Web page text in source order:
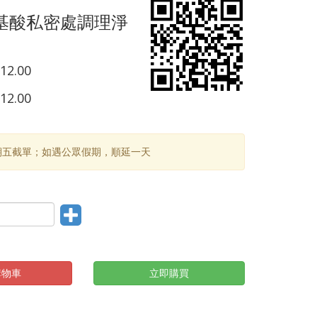
酸私密處調理淨
截單；如遇公眾假期，順延一天
車 立即購買